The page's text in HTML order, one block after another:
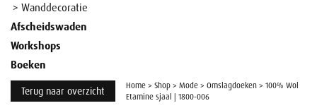
> Wanddecoratie
Afscheidswaden
Workshops
Boeken
Terug naar overzicht Home > Shop > Mode > Omslagdoeken > 100% Wol
Etamine sjaal | 1800-006